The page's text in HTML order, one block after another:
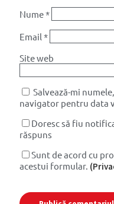
Nume*
Email *
Site web
Salvează-mi
navigator pentru data
Doresc să fiu
răspuns
Sunt de acord cu
acestui formular.